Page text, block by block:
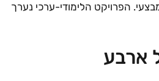
הפרויקט הלימודי-ערכי נערך
ארבע